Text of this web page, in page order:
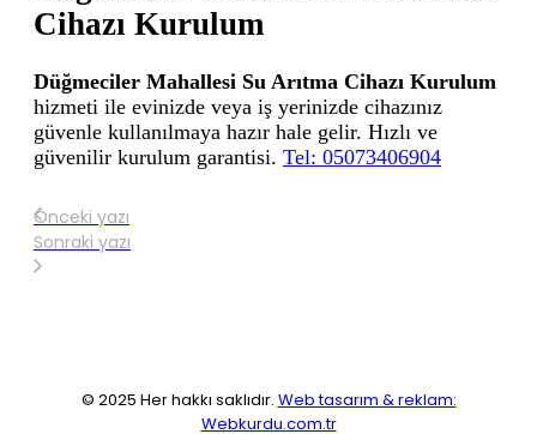
Cihazı Kurulum
Düğmeciler Mahallesi Su Arıtma Cihazı Kurulum
hizmeti ile evinizde veya iş yerinizde cihazınız
güvenle kullanılmaya hazır hale gelir. Hızlı ve
güvenilir kurulum garantisi. Tel: 05073406904
Önceki yazı
Sonraki yazı
© 2025 Her hakkı saklıdır. Web tasarım & reklam:
Webkurdu.com.tr